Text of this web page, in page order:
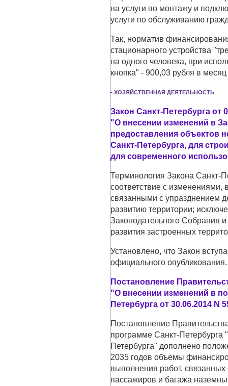
на услуги по монтажу и
услуги по обслуживанию
Так, норматив
стационарного устройства
на одного человека, при
кнопка" - 900,03 рубля в
• ХОЗЯЙСТВЕННАЯ ДЕЯТЕЛЬНОСТЬ
Закон Санкт-Петербурга от
"О внесении изменений в
предоставления объектов
Санкт-Петербурга, для
для современного
Терминология Закона Санкт-
соответствие с
связанными с упразднением
развитию территории;
Законодательного Собрания
развития застроенных
Установлено, что Закон
официального опубликования.
Постановление
"О внесении изменений в
Петербурга от 30.06.2014 N
Постановление
программе Санкт-Петербурга
Петербурга" дополнено
2035 годов объемы
выполнения работ,
пассажиров и багажа